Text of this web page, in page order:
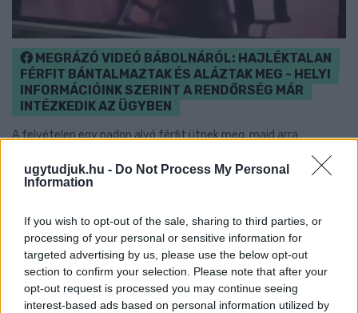
ugytudjuk.hu - Do Not Process My Personal
Information
If you wish to opt-out of the sale, sharing to third parties, or
processing of your personal or sensitive information for
targeted advertising by us, please use the below opt-out
section to confirm your selection. Please note that after your
opt-out request is processed you may continue seeing
interest-based ads based on personal information utilized by
MEGRÁZÓ VIDEÓ BÁBOLNÁRÓL: HAJLÉKTALAN
FÉRFIT BÁNTALMAZTAK ÉS ALÁZTAK MEG - HELYI
INFORMÁCIÓINK SZERINT A RENDŐRSÉG MÁR
INTÉZKEDIK AZ ÜGYBEN
A felvételen egy padon alvó férfit ütnek meg, majd arra
bakancsát.